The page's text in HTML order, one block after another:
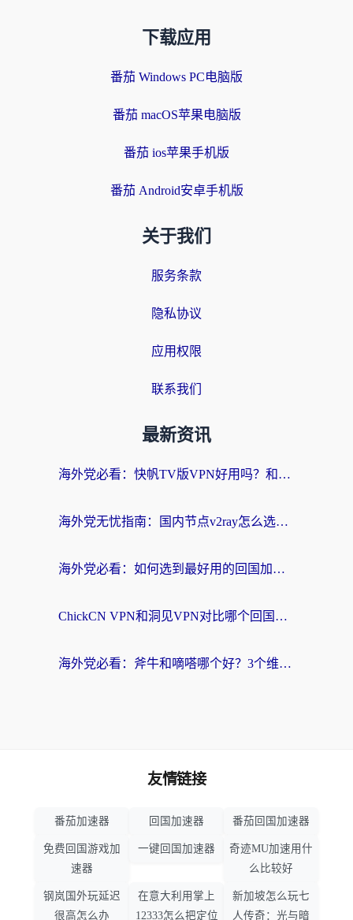
下载应用
番茄 Windows PC电脑版
番茄 macOS苹果电脑版
番茄 ios苹果手机版
番茄 Android安卓手机版
关于我们
服务条款
隐私协议
应用权限
联系我们
最新资讯
海外党必看：快帆TV版VPN好用吗？和快游VPN对比哪个回国效果更好？附实用避坑指南
海外党无忧指南：国内节点v2ray怎么选？一键回国VPN+多场景实测帮你避坑
海外党必看：如何选到最好用的回国加速器？从节点到售后的全维度指南
ChickCN VPN和洞见VPN对比哪个回国效果更好？海外党亲测3款加速器+避坑指南
海外党必看：斧牛和嘀嗒哪个好？3个维度教你选对回国加速器
友情链接
番茄加速器 回国加速器 番茄回国加速器
免费回国游戏加
速器
一键回国加速器
奇迹MU加速用什
么比较好
钢岚国外玩延迟
很高怎么办
在意大利用掌上
12333怎么把定位
新加坡怎么玩七
人传奇：光与暗